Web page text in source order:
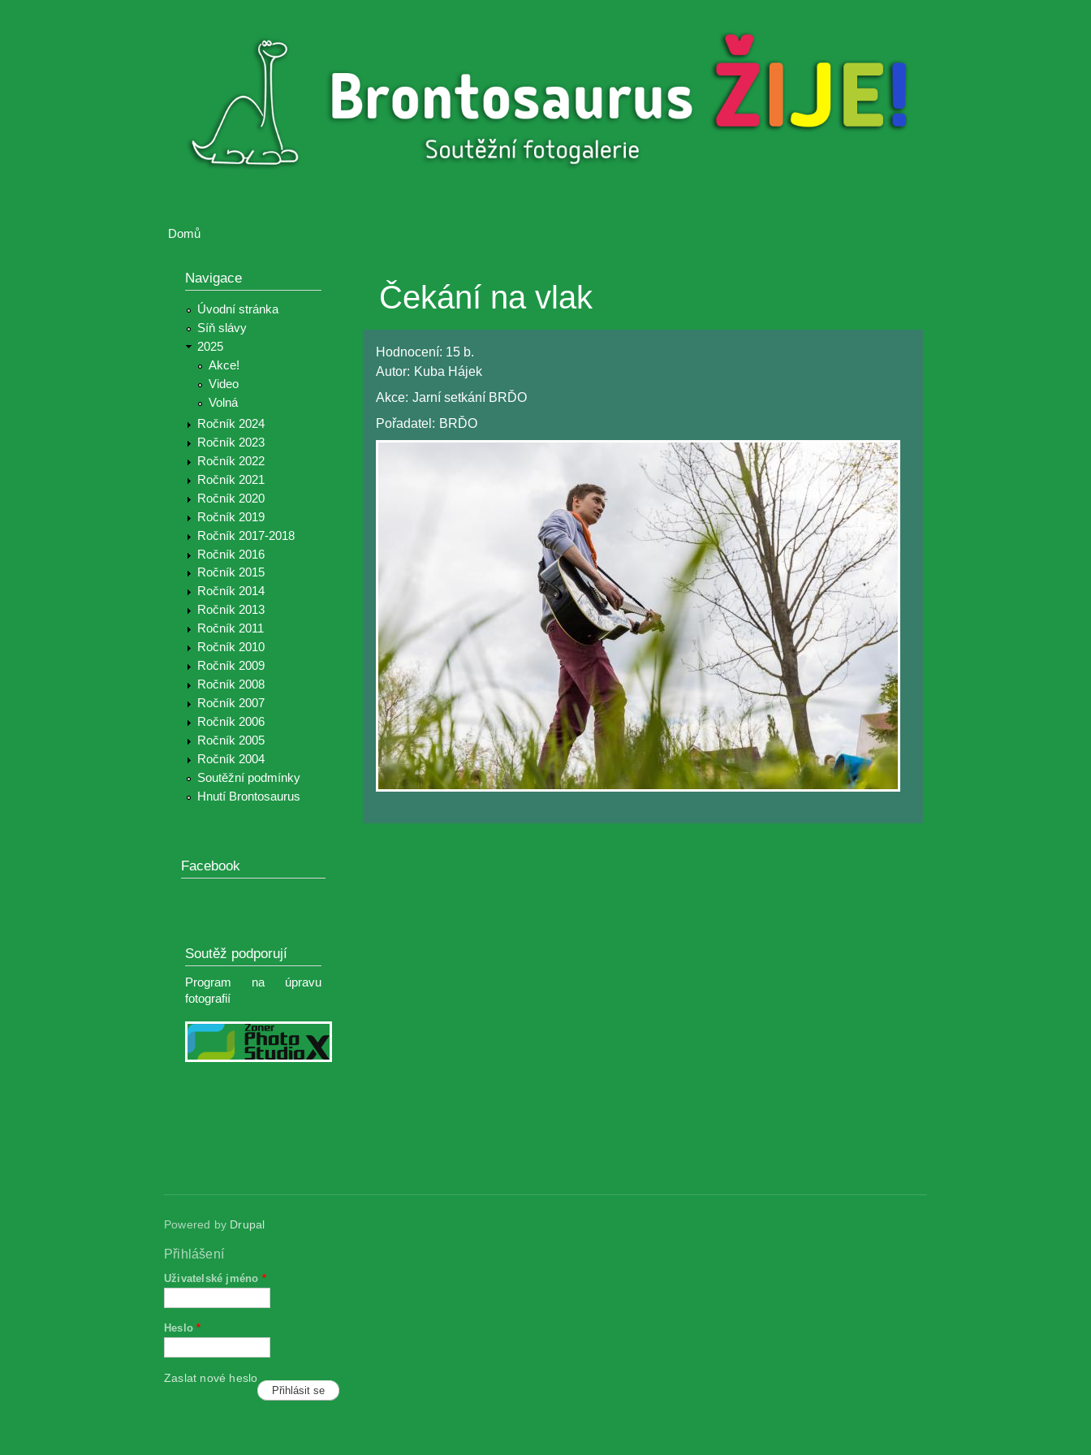
Brontosaurus
Brontosaurus
Domů
Navigace
Úvodní stránka
Síň slávy
2025
Akce!
Video
Volná
Ročník 2024
Ročník 2023
Ročník 2022
Ročník 2021
Ročník 2020
Ročník 2019
Ročník 2017-2018
Ročník 2016
Ročník 2015
Ročník 2014
Ročník 2013
Ročník 2011
Ročník 2010
Ročník 2009
Ročník 2008
Ročník 2007
Ročník 2006
Ročník 2005
Ročník 2004
Soutěžní podmínky
Hnutí Brontosaurus
Facebook
Soutěž podporují
Program na úpravu
fotografií
Čekání na vlak
Hodnocení: 15 b.
Autor: Kuba Hájek
Akce: Jarní setkání BRĎO
Pořadatel: BRĎO
Powered by Drupal
Přihlášení
Uživatelské jméno *
Heslo*
Zaslat nové heslo